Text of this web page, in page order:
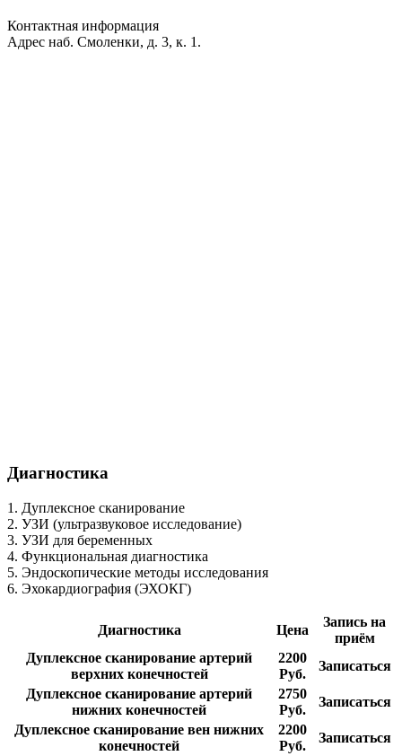
Контактная информация
Адрес наб. Смоленки, д. 3, к. 1.
Диагностика
1. Дуплексное сканирование
2. УЗИ (ультразвуковое исследование)
3. УЗИ для беременных
4. Функциональная диагностика
5. Эндоскопические методы исследования
6. Эхокардиография (ЭХОКГ)
Диагностика Цена
Запись на
приём
Дуплексное сканирование артерий
верхних конечностей
2200
Руб.
Записаться
Дуплексное сканирование артерий
нижних конечностей
2750
Руб.
Записаться
Дуплексное сканирование вен нижних
конечностей
2200
Руб.
Записаться